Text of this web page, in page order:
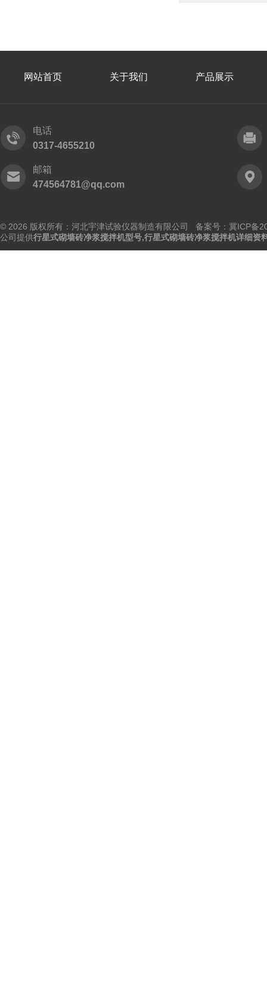
网站首页 关于我们 产品展示
电话
0317-4655210
邮箱
474564781@qq.com
© 2026 版权所有：河北宇津试验仪器制造有限公司 备案号：冀ICP备
公司提供行星式砌墙砖净浆搅拌机型号,行星式砌墙砖净浆搅拌机详细资